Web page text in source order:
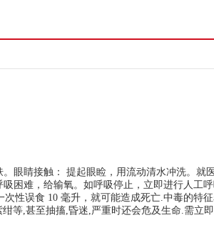
眼睛接触： 提起眼睑，用流动清水冲洗。就医
困难，给输氧。如呼吸停止，立即进行人工呼
性误食 10 毫升，就可能造成死亡.中毒的特
等,甚至抽搐,昏迷,严重时还会危及生命.需立即